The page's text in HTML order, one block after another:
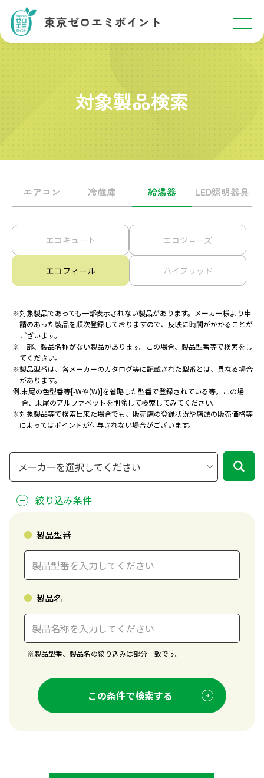
対象製品検索
エアコン 冷蔵庫 給湯器 LED照明器具
エコキュート エコジョーズ
エコフィール ハイブリッド
※対象製品であっても一部表示されない製品があります。メーカー様より申
請のあった製品を順次登録しておりますので、反映に時間がかかることが
ございます。
※一部、製品名称がない製品があります。この場合、製品型番等で検索をし
てください。
※製品型番は、各メーカーのカタログ等に記載された型番とは、異なる場合
があります。
例.末尾の色型番等[-Wや(W)]を省略した型番で登録されている等。 この場
合、末尾のアルファベットを削除して検索してみてください。
※対象製品等で検索出来た場合でも、販売店の登録状況や店頭の販売価格等
によってはポイントが付与されない場合がございます。
絞り込み条件
製品型番
製品名
※製品型番、製品名の絞り込みは部分一致です。
この条件で検索する